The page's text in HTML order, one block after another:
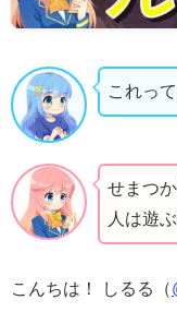
これっ
せまつ
人は遊
こんちは！ しるる（